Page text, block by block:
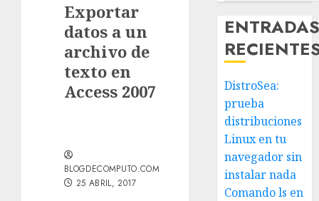
Exportar
datos a un
archivo de
texto en
Access 2007
BLOGDECOMPUTO.COM
25 ABRIL, 2017
DistroSea:
prueba
distribuciones
Linux en tu
navegador sin
instalar nada
Comando ls en